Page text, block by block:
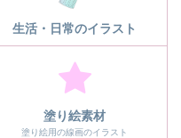
生活・日常のイラスト
塗り絵素材
塗り絵用の線画のイラスト